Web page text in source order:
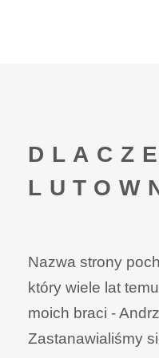
Nazwa strony
który wiele lat
moich braci -
Zastanawialiśmy